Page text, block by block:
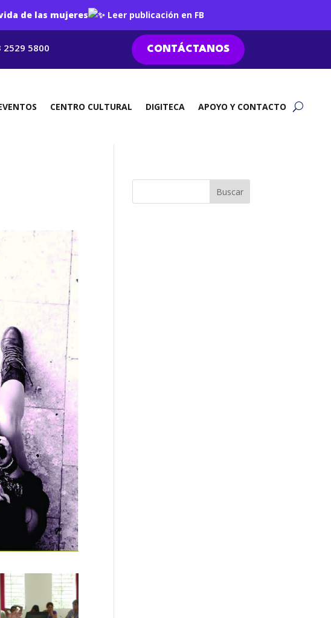
de las mujeres Leer publicación en FB
2529 5800 CONTÁCTANOS
CENTRO CULTURAL DIGITECA APOYO Y CONTACTO